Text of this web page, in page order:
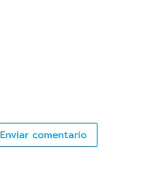
Enviar comentario